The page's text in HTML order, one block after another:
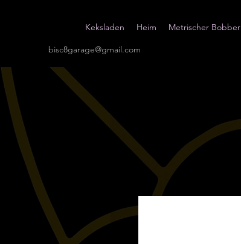
Keksladen Heim Metrischer Bobber
bisc8garage@gmail.com